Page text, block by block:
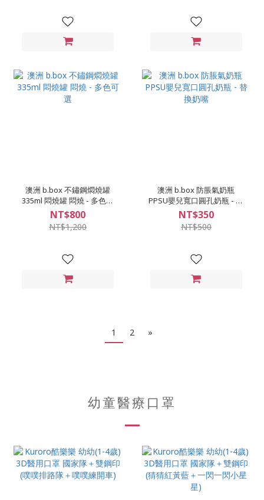
澳洲 b.box 不鏽鋼燜燒罐
335ml 悶燒罐 悶燒 - 多色可
選
NT$800
NT$1,200
澳洲 b.box 防脹氣奶瓶
PPSU嬰兒寬口圓孔奶瓶 - 替
換奶嘴
NT$350
NT$500
1 2 »
幼童醫療口罩